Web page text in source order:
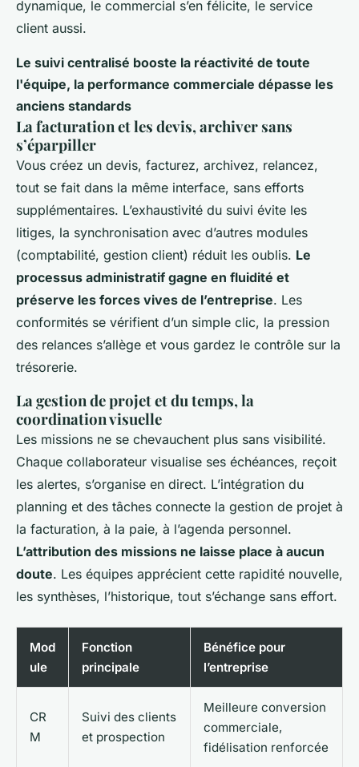
dynamique, le commercial s’en félicite, le service
client aussi.
Le suivi centralisé booste la réactivité de toute
l'équipe, la performance commerciale dépasse les
anciens standards
La facturation et les devis, archiver sans
s’éparpiller
Vous créez un devis, facturez, archivez, relancez,
tout se fait dans la même interface, sans efforts
supplémentaires. L’exhaustivité du suivi évite les
litiges, la synchronisation avec d’autres modules
(comptabilité, gestion client) réduit les oublis. Le
processus administratif gagne en fluidité et
préserve les forces vives de l’entreprise. Les
conformités se vérifient d’un simple clic, la pression
des relances s’allège et vous gardez le contrôle sur la
trésorerie.
La gestion de projet et du temps, la
coordination visuelle
Les missions ne se chevauchent plus sans visibilité.
Chaque collaborateur visualise ses échéances, reçoit
les alertes, s’organise en direct. L’intégration du
planning et des tâches connecte la gestion de projet à
la facturation, à la paie, à l’agenda personnel.
L’attribution des missions ne laisse place à aucun
doute. Les équipes apprécient cette rapidité nouvelle,
les synthèses, l’historique, tout s’échange sans effort.
Mod
ule
Fonction
principale
Bénéfice pour
l’entreprise
CR
M
Suivi des clients
et prospection
Meilleure conversion
commerciale,
fidélisation renforcée